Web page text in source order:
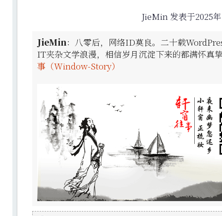
JieMin 发表于2025
JieMin：八零后，网络ID莫良。二十载
IT夹杂文学浪漫，相信岁月沉淀下来的都满怀真
事（Window-Story）